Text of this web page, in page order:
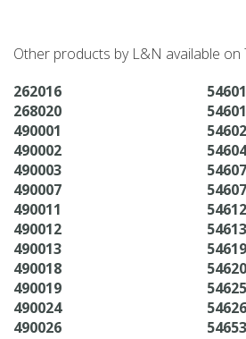
Other products by L&N available on
262016
268020
490001
490002
490003
490007
490011
490012
490013
490018
490019
490024
490026